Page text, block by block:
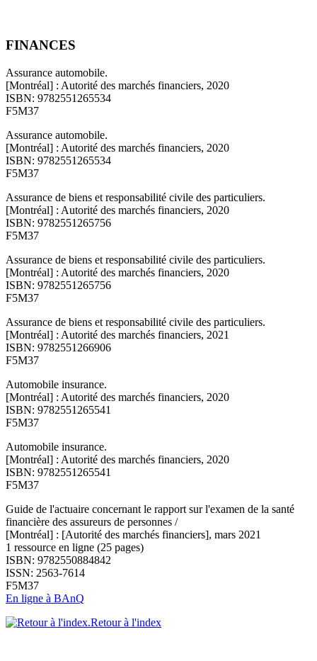
FINANCES
Assurance automobile.
[Montréal] : Autorité des marchés financiers, 2020
ISBN: 9782551265534
F5M37
Assurance automobile.
[Montréal] : Autorité des marchés financiers, 2020
ISBN: 9782551265534
F5M37
Assurance de biens et responsabilité civile des particuliers.
[Montréal] : Autorité des marchés financiers, 2020
ISBN: 9782551265756
F5M37
Assurance de biens et responsabilité civile des particuliers.
[Montréal] : Autorité des marchés financiers, 2020
ISBN: 9782551265756
F5M37
Assurance de biens et responsabilité civile des particuliers.
[Montréal] : Autorité des marchés financiers, 2021
ISBN: 9782551266906
F5M37
Automobile insurance.
[Montréal] : Autorité des marchés financiers, 2020
ISBN: 9782551265541
F5M37
Automobile insurance.
[Montréal] : Autorité des marchés financiers, 2020
ISBN: 9782551265541
F5M37
Guide de l'actuaire concernant le rapport sur l'examen de la santé
financière des assureurs de personnes /
[Montréal] : [Autorité des marchés financiers], mars 2021
1 ressource en ligne (25 pages)
ISBN: 9782550884842
ISSN: 2563-7614
F5M37
En ligne à BAnQ
Retour à l'index